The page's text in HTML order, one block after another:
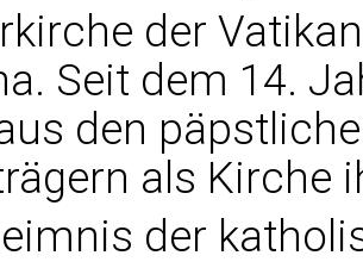
der
Seit dem 14.
den
als Kirche
der